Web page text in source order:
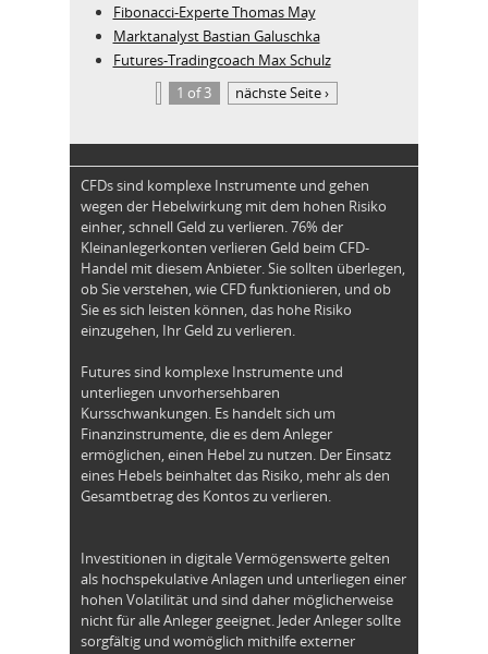
Fibonacci-Experte Thomas May
Marktanalyst Bastian Galuschka
Futures-Tradingcoach Max Schulz
1 of 3
nächste Seite ›
CFDs sind komplexe Instrumente und gehen
wegen der Hebelwirkung mit dem hohen Risiko
einher, schnell Geld zu verlieren. 76% der
Kleinanlegerkonten verlieren Geld beim CFD-
Handel mit diesem Anbieter. Sie sollten überlegen,
ob Sie verstehen, wie CFD funktionieren, und ob
Sie es sich leisten können, das hohe Risiko
einzugehen, Ihr Geld zu verlieren.
Futures sind komplexe Instrumente und
unterliegen unvorhersehbaren
Kursschwankungen. Es handelt sich um
Finanzinstrumente, die es dem Anleger
ermöglichen, einen Hebel zu nutzen. Der Einsatz
eines Hebels beinhaltet das Risiko, mehr als den
Gesamtbetrag des Kontos zu verlieren.
Investitionen in digitale Vermögenswerte gelten
als hochspekulative Anlagen und unterliegen einer
hohen Volatilität und sind daher möglicherweise
nicht für alle Anleger geeignet. Jeder Anleger sollte
sorgfältig und womöglich mithilfe externer